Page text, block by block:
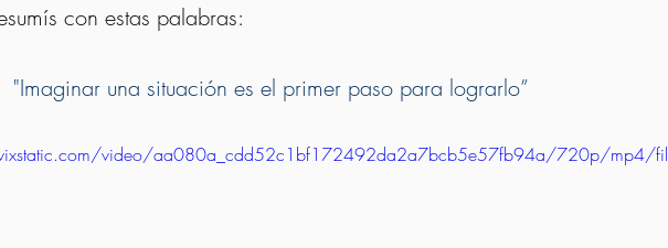
con estas palabras:
"Imaginar una situación es el primer paso para lograrlo”
video/aa080a_cdd52c1bf172492da2a7bcb5e57fb94a/720p/mp4/